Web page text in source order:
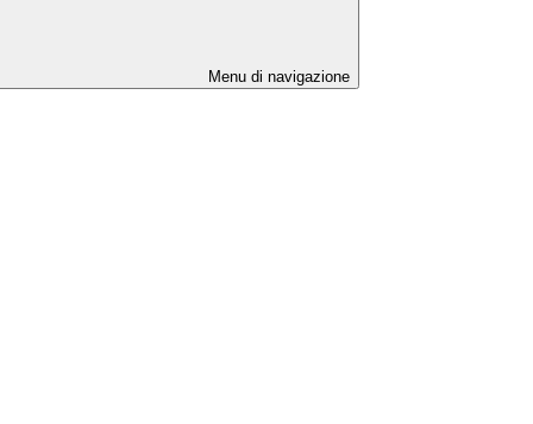
Menu di navigazione